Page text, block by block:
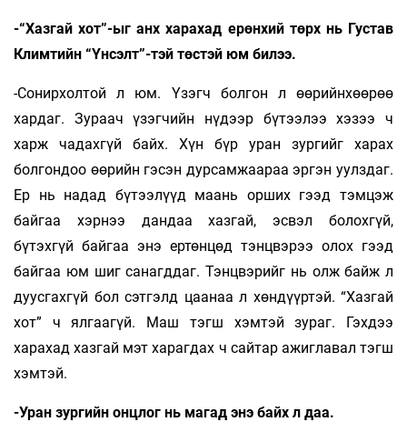
-“Хазгай хот”-ыг анх харахад ерөнхий төрх нь Густав
Климтийн “Үнсэлт”-тэй төстэй юм билээ.
-Сонирхолтой л юм. Үзэгч болгон л өөрийнхөөрөө
хардаг. Зураач үзэгчийн нүдээр бүтээлээ хэзээ ч
харж чадахгүй байх. Хүн бүр уран зургийг харах
болгондоо өөрийн гэсэн дурсамжаараа эргэн уулздаг.
Ер нь надад бүтээлүүд маань орших гээд тэмцэж
байгаа хэрнээ дандаа хазгай, эсвэл болохгүй,
бүтэхгүй байгаа энэ ертөнцөд тэнцвэрээ олох гээд
байгаа юм шиг санагддаг. Тэнцвэрийг нь олж байж л
дуусгахгүй бол сэтгэлд цаанаа л хөндүүртэй. “Хазгай
хот” ч ялгаагүй. Маш тэгш хэмтэй зураг. Гэхдээ
харахад хазгай мэт харагдах ч сайтар ажиглавал тэгш
хэмтэй.
-Уран зургийн онцлог нь магад энэ байх л даа.